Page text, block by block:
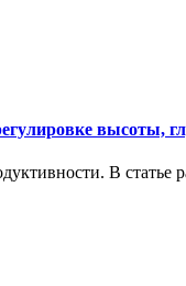
высоты,
В